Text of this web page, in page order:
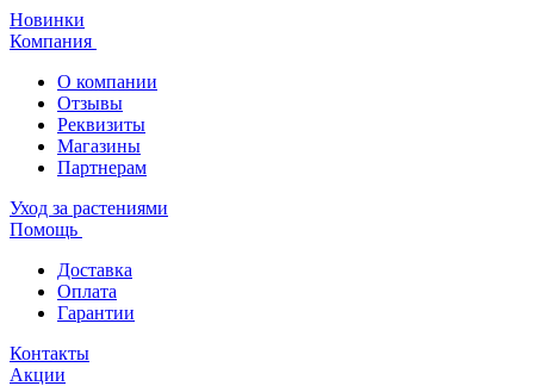
Новинки
Компания
О компании
Отзывы
Реквизиты
Магазины
Партнерам
Уход за растениями
Помощь
Доставка
Оплата
Гарантии
Контакты
Акции